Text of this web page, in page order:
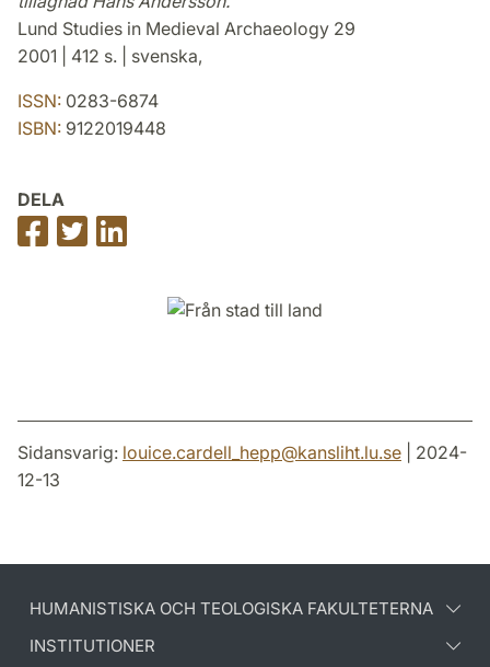
Lund Studies in Medieval Archaeology 29
2001 | 412 s. | svenska,
ISSN: 0283-6874
ISBN: 9122019448
DELA
Dela
på
Dela
på
på
Sidansvarig: louice.cardell_hepp@kansliht.lu.se | 2024-
12-13
HUMANISTISKA OCH TEOLOGISKA FAKULTETERNA
INSTITUTIONER